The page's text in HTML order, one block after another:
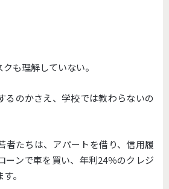
も理解していない。
るのかさえ、学校では教わらないの
者たちは、アパートを借り、信用履
ーンで車を買い、年利24％のクレジ
。